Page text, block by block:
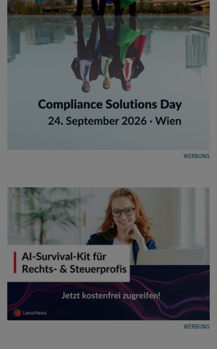
WERBUNG
WERBUNG